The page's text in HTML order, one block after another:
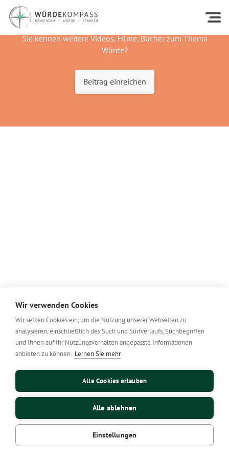
Sie kennen weitere Videos, Filme, Bücher zum Thema
Würde?
Beitrag einreichen
Wir verwenden Cookies
Wir setzen Cookies ein, um die Nutzung unserer Webseiten zu
analysieren, einschließlich des Such und Surfverlaufs, Suchbegriffen
und Ihnen auf Ihr Nutzungsverhalten angepasste Informationen
anbieten zu können. Lernen Sie mehr
Alle Cookies erlauben
Alle ablehnen
Einstellungen